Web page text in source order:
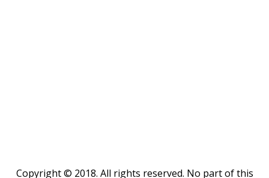
Copyright © 2018. All rights reserved. No part of this